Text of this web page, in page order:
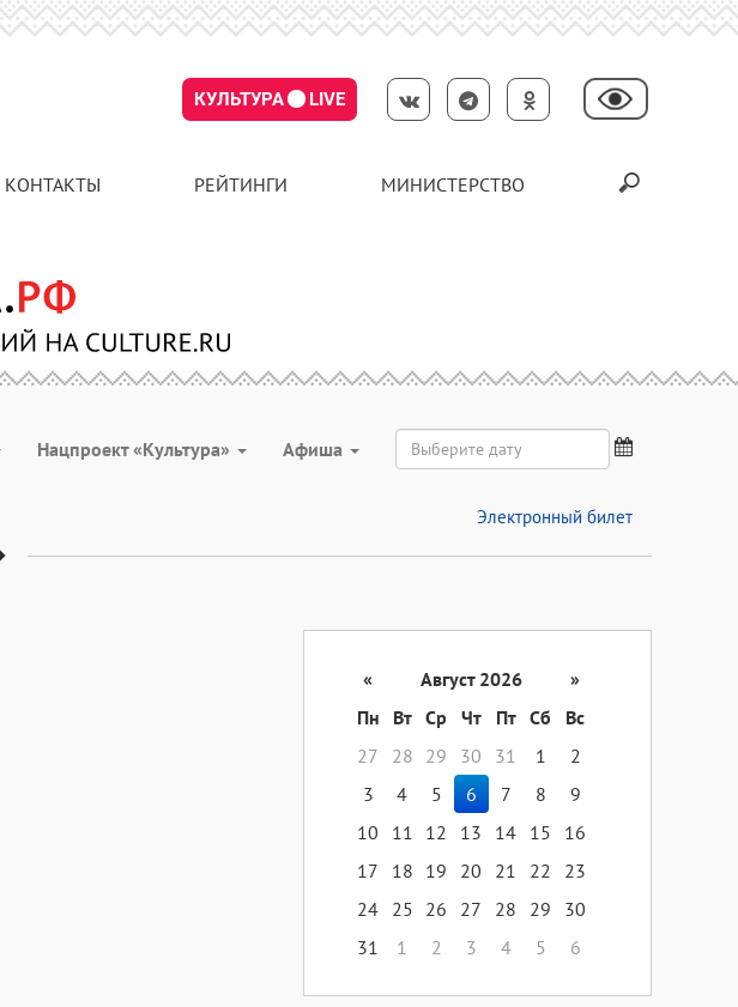
КУЛЬТУРА LIVE
КОНТАКТЫ РЕЙТИНГИ МИНИСТЕРСТВО
Нацпроект «Культура» Aфиша
Электронный билет
« Август 2026
»
Пн
Вт Ср Чт Пт Сб
Вс
27
28 29 30 31 1
2
3
4 5 6 7 8
9
10
11 12 13 14 15
16
17
18 19 20 21 22
23
24 25 26 27 28 29
30
31
1 2 3 4 5 6